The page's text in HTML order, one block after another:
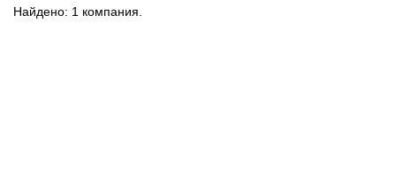
Найдено: 1 компания.